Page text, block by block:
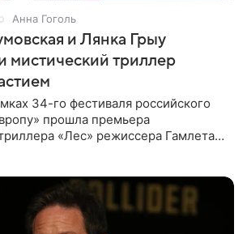
Анна Гоголь
и Лянка Грыу
мистический триллер
34-го фестиваля российского
прошла премьера
«Лес» режиссера Гамлета